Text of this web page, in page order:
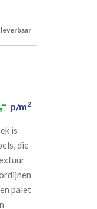
p/m2
is
die
palet